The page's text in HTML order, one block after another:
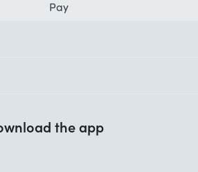
the app